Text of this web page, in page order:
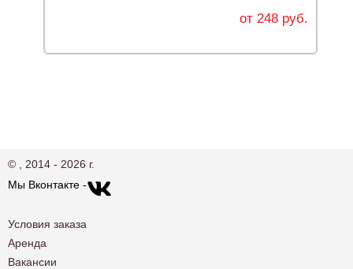
от 248 руб.
© , 2014 - 2026 г.
Мы Вконтакте -
Условия заказа
Аренда
Вакансии